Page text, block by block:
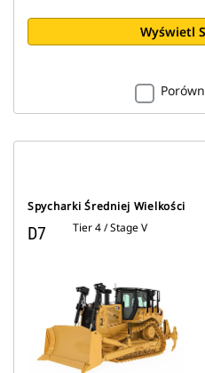
Wyświetl
Spycharki Średniej Wielkości
D7 Tier 4 / Stage V